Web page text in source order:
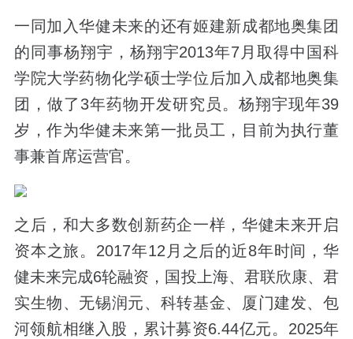
一同加入华健未来的还有姬建新成都地奥集团
的同事杨翔宇，杨翔宇2013年7月取得中国科
学院大学药物化学硕士学位后加入成都地奥集
团，做了3年药物开发研究员。杨翔宇现年39
岁，作为华健未来第一批员工，目前为执行董
事兼首席运营官。
之后，和大多数创新药企一样，华健未来开启
资本之旅。2017年12月之后的近8年时间，华
健未来完成6轮融资，国投上海、君联欣康、君
实生物、无锡润元、科转基金、厦门建发、包
河领航相继入股，累计募资6.44亿元。2025年